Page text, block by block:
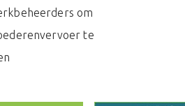
om
te